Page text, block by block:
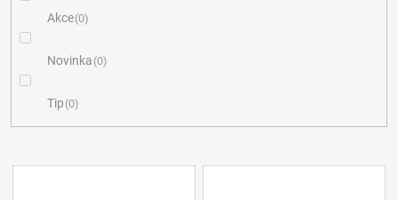
p
o
d
Akce 0
Novinka 0
Tip 0